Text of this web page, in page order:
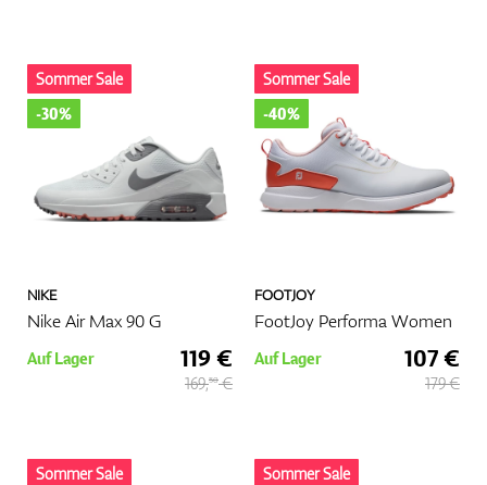
NIKE
Nike Air Max 90 G
Sommer Sale
-30%
Auf Lager 119 €
169,50€
FOOTJOY
FootJoy Performa Women
Sommer Sale
-40%
Auf Lager 107 €
179 €
Sommer Sale
Sommer Sale